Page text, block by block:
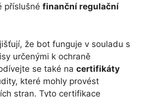
příslušné finanční regulační
že bot funguje v souladu s
určenými k ochraně
se také na certifikáty
které mohly provést
stran. Tyto certifikace